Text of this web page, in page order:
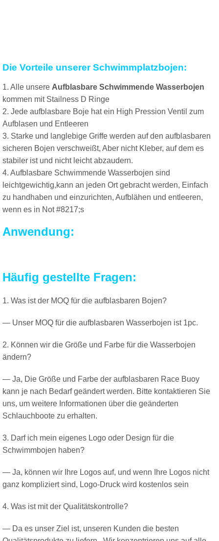
Die Vorteile unserer Schwimmplatzbojen:
1. Alle unsere Aufblasbare Schwimmende Wasserbojen
kommen mit Stailness D Ringe
2. Jede aufblasbare Boje hat ein High Pression Ventil zum
Aufblasen und Entleeren
3. Starke und langlebige Griffe werden auf den aufblasbaren
sicheren Bojen verschweißt, Aber nicht Kleber, auf dem es
stabiler ist und nicht leicht abzaudern.
4. Aufblasbare Schwimmende Wasserbojen sind
leichtgewichtig,kann an jeden Ort gebracht werden, Einfach
zu handhaben und einzurichten, Aufblähen und entleeren,
wenn es in Not #8217;s
Anwendung:
Häufig gestellte Fragen:
1. Was ist der MOQ für die aufblasbaren Bojen?
— Unser MOQ für die aufblasbaren Wasserbojen ist 1pc.
2. Können wir die Größe und Farbe für die Wasserbojen
ändern?
— Ja, Die Größe und Farbe der aufblasbaren Race Buoy
kann je nach Bedarf geändert werden. Bitte kontaktieren Sie
uns, um weitere Informationen über die geänderten
Schlauchboote zu erhalten.
3. Darf ich mein eigenes Logo oder Design für die
Schwimmbojen haben?
— Ja, können wir Ihre Logos auf, und wenn Ihre Logos nicht
ganz kompliziert sind, Logo-Druck wird kostenlos sein
4. Was ist mit der Qualitätskontrolle?
— Da es unser Ziel ist, unseren Kunden die besten